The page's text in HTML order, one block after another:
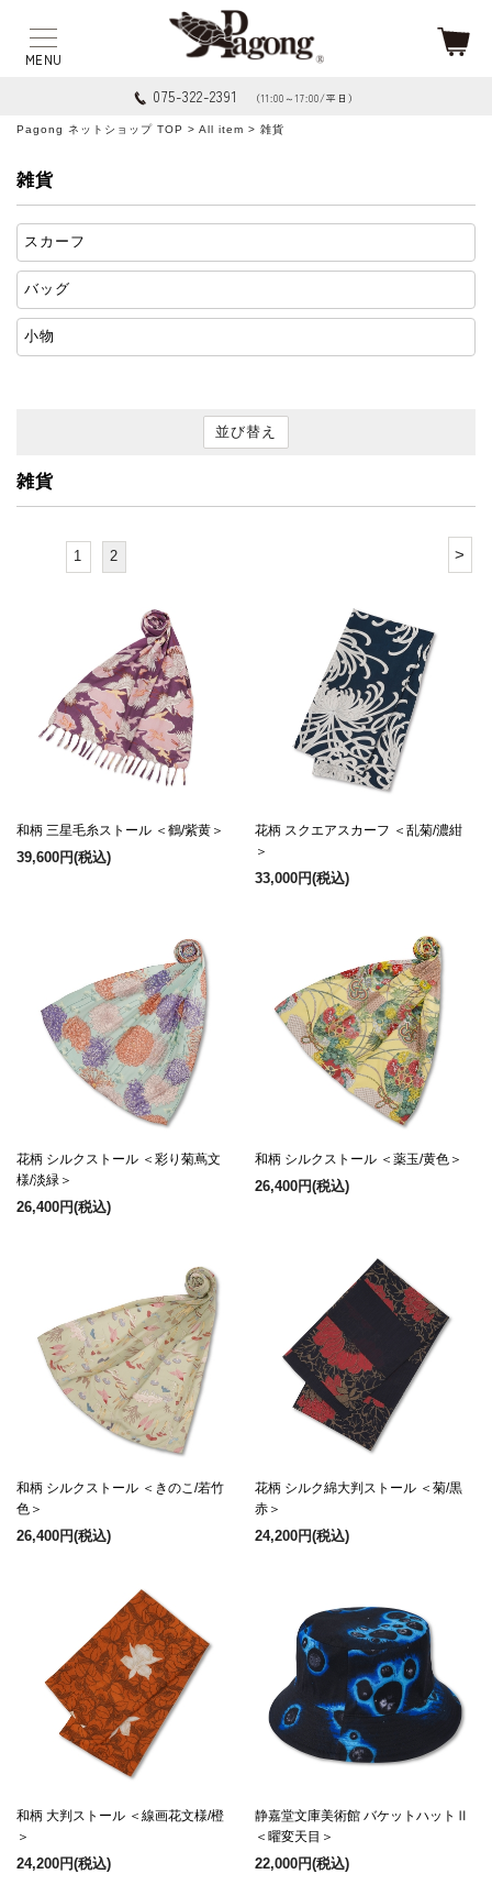
075-322-2391 （11:00～17:00/平日）
Pagong ネットショップ TOP > All item > 雑貨
雑貨
スカーフ
バッグ
小物
並び替え
雑貨
>
1 2
和柄 三星毛糸ストール ＜鶴/紫黄＞
39,600円(税込)
花柄 スクエアスカーフ ＜乱菊/濃紺
＞
33,000円(税込)
花柄 シルクストール ＜彩り菊蔦文
様/淡緑＞
26,400円(税込)
和柄 シルクストール ＜薬玉/黄色＞
26,400円(税込)
和柄 シルクストール ＜きのこ/若竹
色＞
26,400円(税込)
花柄 シルク綿大判ストール ＜菊/黒
赤＞
24,200円(税込)
和柄 大判ストール ＜線画花文様/橙
＞
24,200円(税込)
静嘉堂文庫美術館 バケットハットⅡ
＜曜変天目＞
22,000円(税込)